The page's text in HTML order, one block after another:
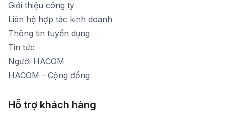
1900 1903 (máy lẻ 160)
[email protected]
Thời gian mở cửa: Từ 8h30-20h hàng ngày
Giới thiệu công ty
Liên hệ hợp tác kinh doanh
Thông tin tuyển dụng
Tin tức
Người HACOM
HACOM - Cộng đồng
Hỗ trợ khách hàng